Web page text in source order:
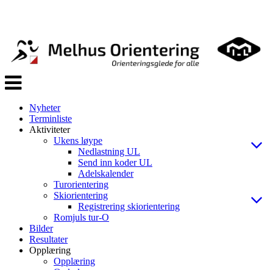
Veksle
navigasjon
Nyheter
Terminliste
Aktiviteter
Ukens løype
Nedlastning UL
Send inn koder UL
Adelskalender
Turorientering
Skiorientering
Registrering skiorientering
Romjuls tur-O
Bilder
Resultater
Opplæring
Opplæring